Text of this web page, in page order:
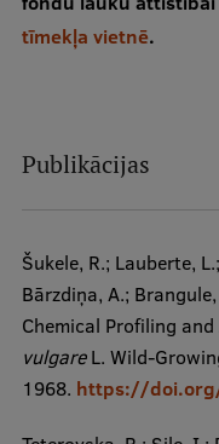
Starptautiskā
Starptautiskie
EURAXESS RSU
EATRIS
tīmekļa vietnē.
Publikācijas
Šukele, R.; Lauberte,
Bārzdiņa, A.;
Chemical Profiling
vulgareL. Wild-
1968. https://